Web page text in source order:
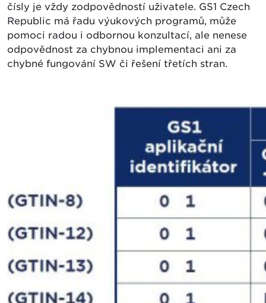
čísly je vždy zodpovědností uživatele. GS1 Czech
Republic má řadu výukových programů, může
pomoci radou i odbornou konzultací, ale nenese
odpovědnost za chybnou implementaci ani za
chybné fungování SW či řešení třetích stran.